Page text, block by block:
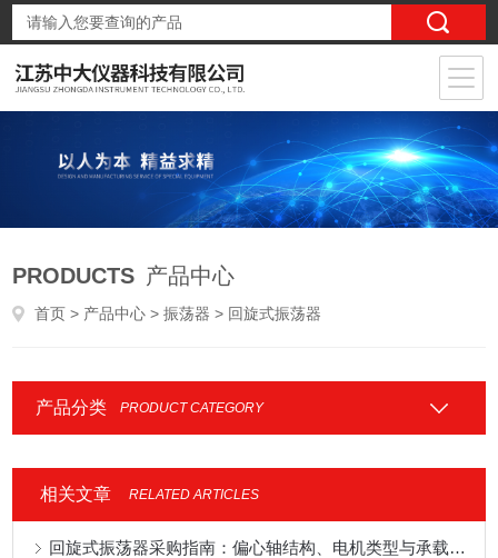
PRODUCTS 产品中心
首页 > 产品中心 >振荡器 > 回旋式振荡器
产品分类 PRODUCT CATEGORY
相关文章 RELATED ARTICLES
回旋式振荡器采购指南：偏心轴结构、电机类型与承载能力解析